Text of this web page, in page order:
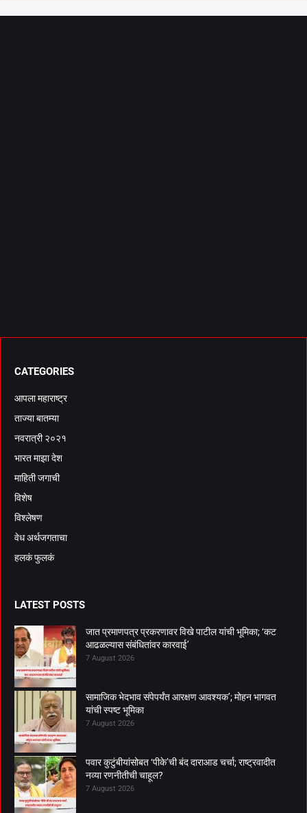
CATEGORIES
आपला महाराष्ट्र
ताज्या बातम्या
नवरात्री २०२१
भारत माझा देश
माहिती जगाची
विशेष
विश्लेषण
वेध अर्थजगताचा
हलकं फुलकं
LATEST POSTS
जात प्रमाणपत्र प्रकरणावर विखे पाटील यांची भूमिका; ‘कट
आढळल्यास संबंधितांवर कारवाई’
7 August 2026
सामाजिक भेदभाव संपेपर्यंत आरक्षण आवश्यक’; मोहन भागवत
यांची स्पष्ट भूमिका
7 August 2026
पवार कुटुंबीयांसोबत ‘पीके’ची बंद दाराआड चर्चा; राष्ट्रवादीत
नव्या रणनीतीची चाहूल?
7 August 2026